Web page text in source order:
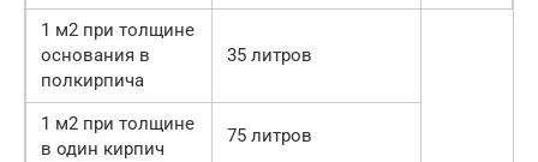
1 м2 при толщине
основания в
полкирпича
35 литров
1 м2 при толщине
в один кирпич
75 литров